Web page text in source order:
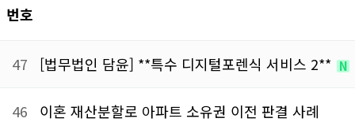
번호
47 [법무법인 담윤] **특수 디지털포렌식 서비스 2** N
46 이혼 재산분할로 아파트 소유권 이전 판결 사례